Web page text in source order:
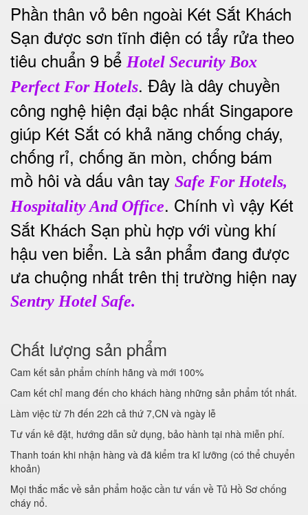
Phần thân vỏ bên ngoài Két Sắt Khách
Sạn được sơn tĩnh điện có tẩy rửa theo
tiêu chuẩn 9 bể Hotel Security Box
Perfect For Hotels. Đây là dây chuyền
công nghệ hiện đại bậc nhất Singapore
giúp Két Sắt có khả năng chống cháy,
chống rỉ, chống ăn mòn, chống bám
mồ hôi và dấu vân tay Safe For Hotels,
Hospitality And Office. Chính vì vậy Két
Sắt Khách Sạn phù hợp với vùng khí
hậu ven biển. Là sản phẩm đang được
ưa chuộng nhất trên thị trường hiện nay
Sentry Hotel Safe.
Chất lượng sản phẩm
Cam kết sản phẩm chính hãng và mới 100%
Cam kết chỉ mang đến cho khách hàng những sản phẩm tốt nhất.
Làm việc từ 7h đến 22h cả thứ 7,CN và ngày lễ
Tư vấn kê đặt, hướng dẫn sử dụng, bảo hành tại nhà miễn phí.
Thanh toán khi nhận hàng và đã kiểm tra kĩ lưỡng (có thể chuyển
khoản)
Mọi thắc mắc về sản phẩm hoặc cần tư vấn về Tủ Hồ Sơ chống
cháy nổ.